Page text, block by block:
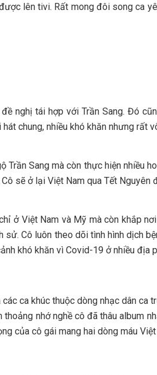
lên tivi. Rất mong đôi song ca
nghị tái hợp với Trần Sang. Đó
chung, nhiều khó khăn nhưng rất
Trần Sang mà còn thực hiện
sẽ ở lại Việt Nam qua Tết Nguyên
ở Việt Nam và Mỹ mà còn khắp
Cô luôn theo dõi tình hình dịch
khó khăn vì Covid-19 ở nhiều địa
ca khúc thuộc dòng nhạc dân
nhớ nghề cô đã thâu album
của cô gái mang hai dòng máu